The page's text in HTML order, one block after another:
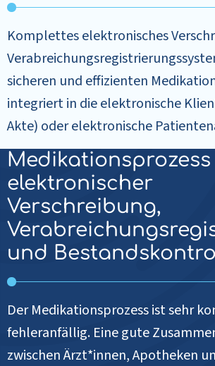
Komplettes elektronisches
sicheren und effizienten
integriert in die elektronische
Akte) oder elektronische
elektronischer
Verschreibung,
und
Der Medikationsprozess ist sehr
fehleranfällig. Eine gute
zwischen Ärzt*innen, Apotheken